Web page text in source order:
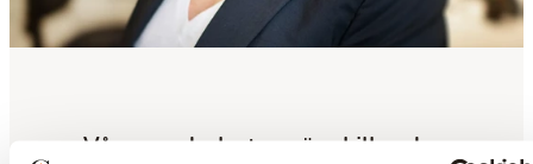
Våra medarbetare är skillnaden